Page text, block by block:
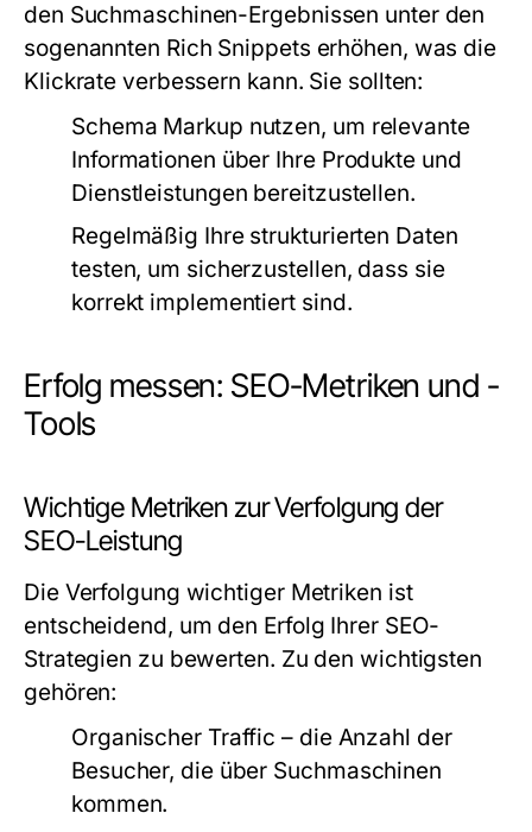
den Suchmaschinen-Ergebnissen unter den
sogenannten Rich Snippets erhöhen, was die
Klickrate verbessern kann. Sie sollten:
Schema Markup nutzen, um relevante
Informationen über Ihre Produkte und
Dienstleistungen bereitzustellen.
Regelmäßig Ihre strukturierten Daten
testen, um sicherzustellen, dass sie
korrekt implementiert sind.
Erfolg messen: SEO-Metriken und -
Tools
Wichtige Metriken zur Verfolgung der
SEO-Leistung
Die Verfolgung wichtiger Metriken ist
entscheidend, um den Erfolg Ihrer SEO-
Strategien zu bewerten. Zu den wichtigsten
gehören:
Organischer Traffic – die Anzahl der
Besucher, die über Suchmaschinen
kommen.